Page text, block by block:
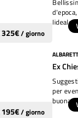
325€/giorno
Iideale
195€/giorno
Ex
per
buona